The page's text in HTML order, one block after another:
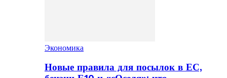
Экономика
Новые правила для посылок в ЕС,